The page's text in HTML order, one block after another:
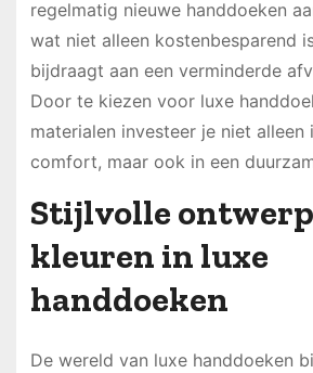
regelmatig nieuwe handdoeken
wat niet alleen kostenbesparend
bijdraagt aan een verminderde
Door te kiezen voor luxe
materialen investeer je niet alleen
comfort, maar ook in een
Stijlvolle
kleuren in luxe
handdoeken
De wereld van luxe handdoeken